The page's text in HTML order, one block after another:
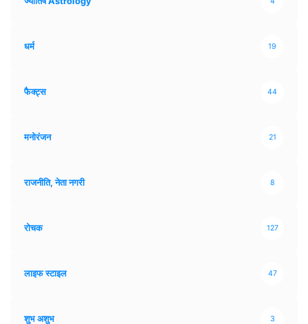
धर्म 19
फैक्ट्स 44
मनोरंजन 21
राजनीति, नेता नगरी 8
रोचक 127
लाइफ स्टाइल 47
शुभ अशुभ 3